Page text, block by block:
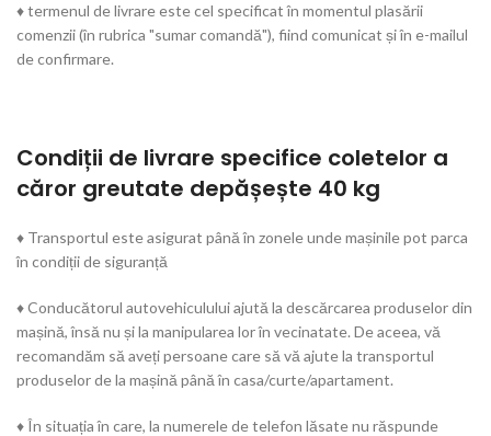
♦ termenul de livrare este cel specificat în momentul plasării
comenzii (în rubrica "sumar comandă"), fiind comunicat și în e-mailul
de confirmare.
Condiții de livrare specifice coletelor a
căror greutate depășește 40 kg
♦ Transportul este asigurat până în zonele unde mașinile pot parca
în condiții de siguranță
♦ Conducătorul autovehiculului ajută la descărcarea produselor din
mașină, însă nu și la manipularea lor în vecinatate. De aceea, vă
recomandăm să aveți persoane care să vă ajute la transportul
produselor de la mașină până în casa/curte/apartament.
♦ În situația în care, la numerele de telefon lăsate nu răspunde